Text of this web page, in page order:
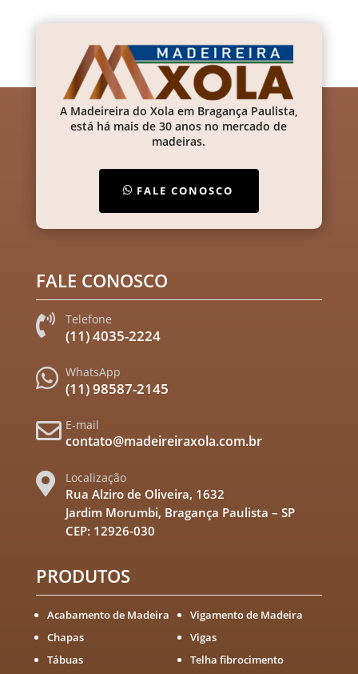
A Madeireira do Xola em Bragança Paulista,
está há mais de 30 anos no mercado de
madeiras.
FALE CONOSCO
FALE CONOSCO
 Telefone
(11) 4035-2224
 WhatsApp
(11) 98587-2145
 E-mail
contato@madeireiraxola.com.br
 Localização
Rua Alziro de Oliveira, 1632
Jardim Morumbi, Bragança Paulista – SP
CEP: 12926-030
PRODUTOS
Acabamento de Madeira
Chapas
Tábuas
Vigamento de Madeira
Vigas
Telha fibrocimento